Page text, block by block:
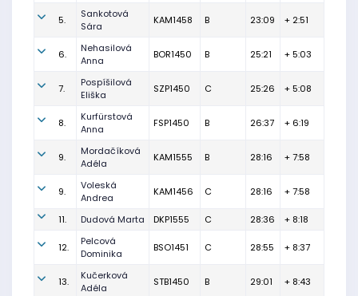
5.
Sankotová
Sára
KAM1458 B 23:09 + 2:51
6.
Nehasilová
Anna
BOR1450 B 25:21 + 5:03
7.
Pospíšilová
Eliška
SZP1450 C 25:26 + 5:08
8.
Kurfürstová
Anna
FSP1450 B 26:37 + 6:19
9.
Mordačíková
Adéla
KAM1555 B 28:16 + 7:58
9.
Voleská
Andrea
KAM1456 C 28:16 + 7:58
11. Dudová Marta DKP1555 C 28:36 + 8:18
12.
Pelcová
Dominika
BSO1451 C 28:55 + 8:37
13.
Kučerková
Adéla
STB1450 B 29:01 + 8:43